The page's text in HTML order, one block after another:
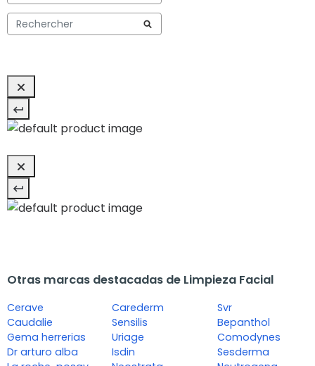
Otras marcas destacadas de Limpieza Facial
Cerave
Caudalie
Gema herrerias
Dr arturo alba
Carederm
Sensilis
Uriage
Isdin
Svr
Bepanthol
Comodynes
Sesderma